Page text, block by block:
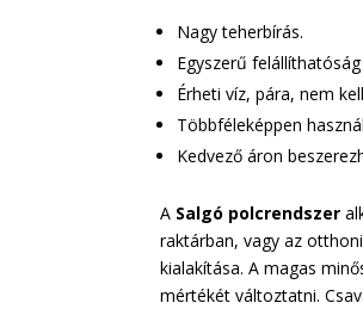
Nagy teherbírás.
Egyszerű
Érheti víz, pára, nem
Többféleképpen
Kedvező áron
A Salgó polcrendszer
raktárban, vagy az
kialakítása. A magas
mértékét változtatni.